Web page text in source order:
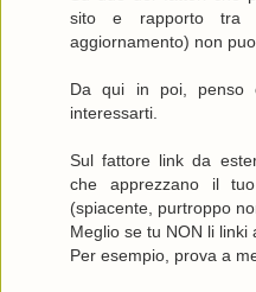
sito e rapporto tra
aggiornamento) non
Da qui in poi, penso
interessarti.
Sul fattore link da
che apprezzano il
(spiacente, purtroppo
Meglio se tu NON li linki
Per esempio, prova a